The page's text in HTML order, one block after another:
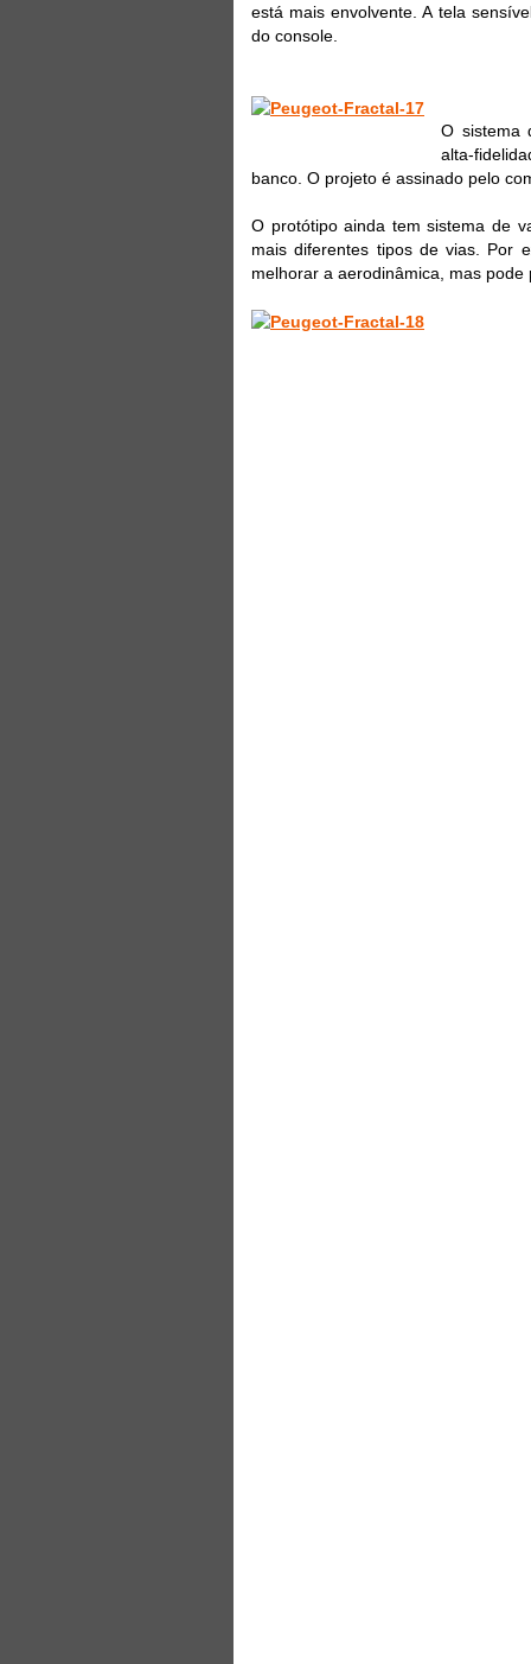
está mais envolvente. A tela
do console.
O sistema
alta-
banco. O projeto é assinado pelo
O protótipo ainda tem sistema de
mais diferentes tipos de vias. Por
melhorar a aerodinâmica, mas pode